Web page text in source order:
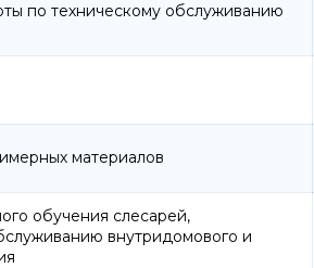
по техническому обслуживанию
материалов
обучения слесарей,
внутридомового и